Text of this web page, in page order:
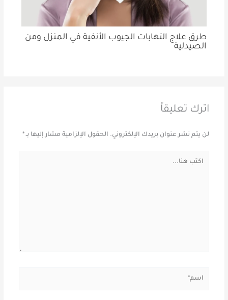
طرق علاج التهابات الجيوب الأنفية في المنزل ومن
الصيدلية
اترك تعليقاً
لن يتم نشر عنوان بريدك الإلكتروني. الحقول الإلزامية مشار إليها بـ*